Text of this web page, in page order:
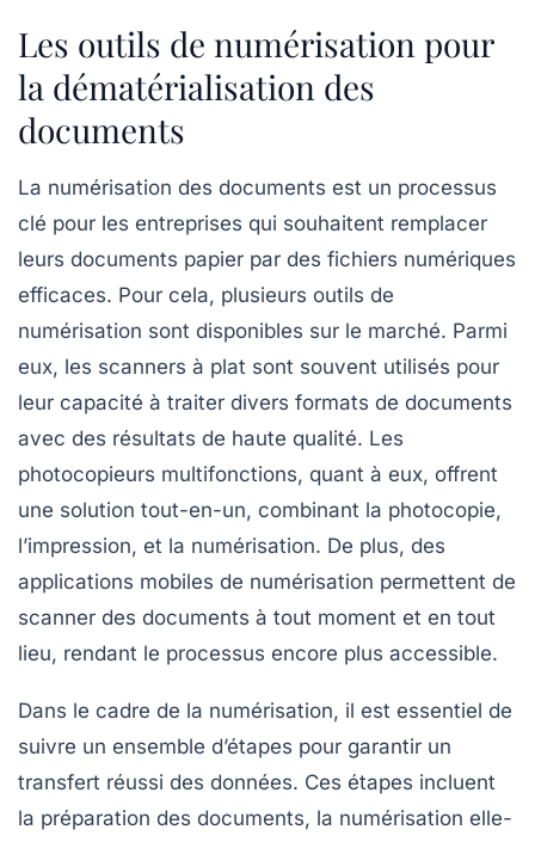
Les outils de numérisation pour
la dématérialisation des
documents
La numérisation des documents est un processus
clé pour les entreprises qui souhaitent remplacer
leurs documents papier par des fichiers numériques
efficaces. Pour cela, plusieurs outils de
numérisation sont disponibles sur le marché. Parmi
eux, les scanners à plat sont souvent utilisés pour
leur capacité à traiter divers formats de documents
avec des résultats de haute qualité. Les
photocopieurs multifonctions, quant à eux, offrent
une solution tout-en-un, combinant la photocopie,
l’impression, et la numérisation. De plus, des
applications mobiles de numérisation permettent de
scanner des documents à tout moment et en tout
lieu, rendant le processus encore plus accessible.
Dans le cadre de la numérisation, il est essentiel de
suivre un ensemble d’étapes pour garantir un
transfert réussi des données. Ces étapes incluent
la préparation des documents, la numérisation elle-